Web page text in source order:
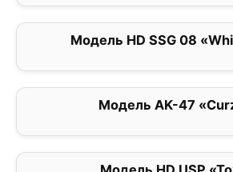
Модель HD SSG 08
Модель AK-47